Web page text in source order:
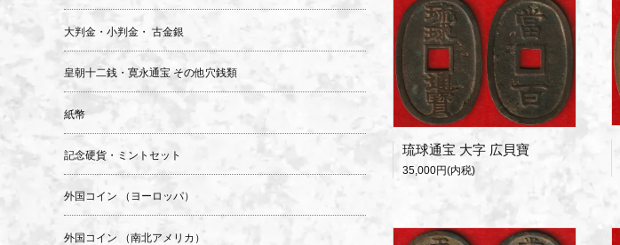
琉球通宝 大字 広貝寶
35,000円(内税)
大判金・小判金・ 古金銀
皇朝十二銭・寛永通宝 その他穴銭類
紙幣
記念硬貨・ミントセット
外国コイン （ヨーロッパ）
外国コイン （南北アメリカ）